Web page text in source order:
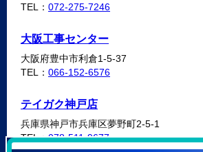
TEL： 072-275-7246
大阪工事センター
大阪府豊中市利倉1-5-37
TEL： 066-152-6576
テイガク神戸店
兵庫県神戸市兵庫区夢野町2-5-1
TEL：078-511-9677